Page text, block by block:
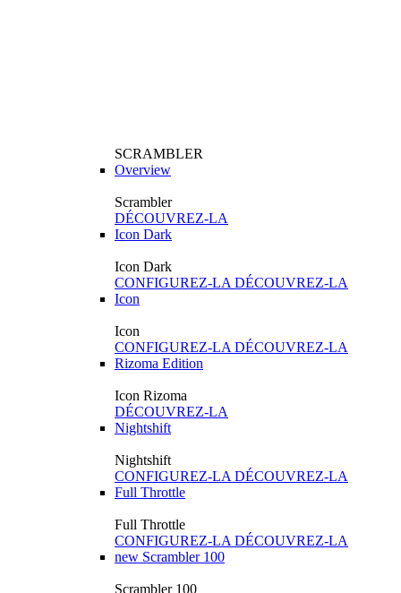
SCRAMBLER
Overview
Scrambler
DÉCOUVREZ-LA
Icon Dark
Icon Dark
CONFIGUREZ-LA DÉCOUVREZ-LA
Icon
Icon
CONFIGUREZ-LA DÉCOUVREZ-LA
Rizoma Edition
Icon Rizoma
DÉCOUVREZ-LA
Nightshift
Nightshift
CONFIGUREZ-LA DÉCOUVREZ-LA
Full Throttle
Full Throttle
CONFIGUREZ-LA DÉCOUVREZ-LA
new Scrambler 100
Scrambler 100